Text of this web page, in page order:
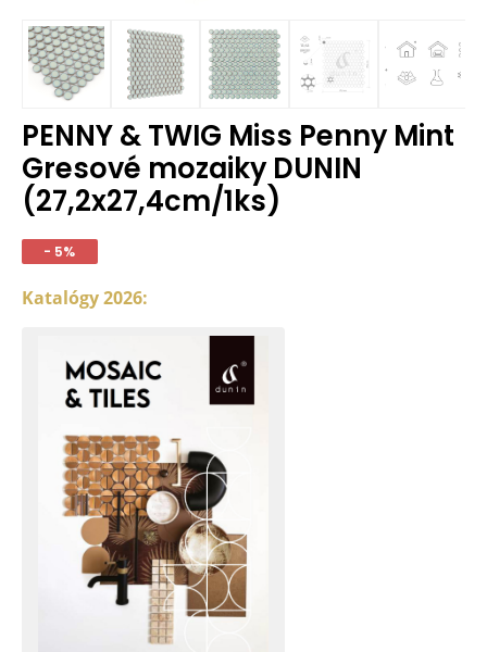
PENNY & TWIG Miss Penny Mint
Gresové mozaiky DUNIN
(27,2x27,4cm/1ks)
- 5%
Katalógy 2026: